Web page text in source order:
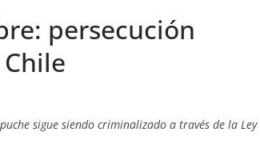
persecución
sigue siendo criminalizado a través de la Ley